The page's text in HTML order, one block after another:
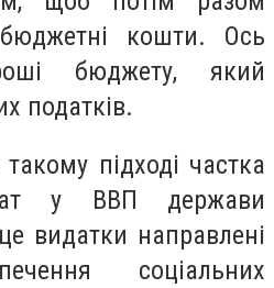
кошти. Ось
бюджету, який
податків.
підході частка
у ВВП держави
видатки направлені
соціальних